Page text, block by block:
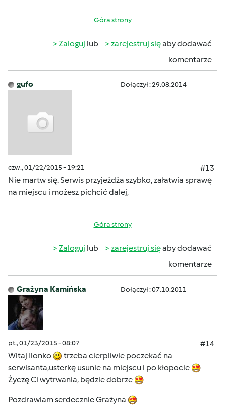
Góra strony
Zaloguj lub zarejestruj sięaby dodawać
komentarze
gufo Dołączył : 29.08.2014
czw., 01/22/2015 - 19:21
#13
Nie martw się. Serwis przyjeżdża szybko, załatwia sprawę
na miejscu i możesz pichcić dalej,
Góra strony
Zaloguj lub zarejestruj sięaby dodawać
komentarze
Grażyna Kamińska Dołączył : 07.10.2011
pt., 01/23/2015 - 08:07
#14
Witaj Ilonko
trzeba cierpliwie poczekać na
serwisanta,usterkę usunie na miejscu i po kłopocie
Życzę Ci wytrwania, będzie dobrze
Pozdrawiam serdecznie Grażyna